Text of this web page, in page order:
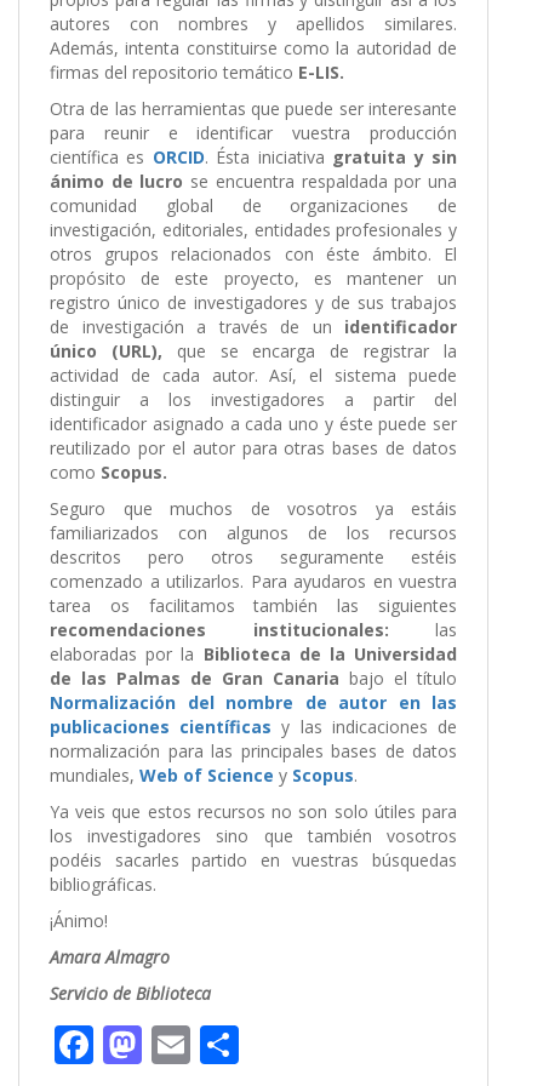
autores con nombres y apellidos similares.
Además, intenta constituirse como la autoridad de
firmas del repositorio temático E-LIS.
Otra de las herramientas que puede ser interesante
para reunir e identificar vuestra producción
científica es ORCID. Ésta iniciativa gratuita y sin
ánimo de lucro se encuentra respaldada por una
comunidad global de organizaciones de
investigación, editoriales, entidades profesionales y
otros grupos relacionados con éste ámbito. El
propósito de este proyecto, es mantener un
registro único de investigadores y de sus trabajos
de investigación a través de un identificador
único (URL), que se encarga de registrar la
actividad de cada autor. Así, el sistema puede
distinguir a los investigadores a partir del
identificador asignado a cada uno y éste puede ser
reutilizado por el autor para otras bases de datos
como Scopus.
Seguro que muchos de vosotros ya estáis
familiarizados con algunos de los recursos
descritos pero otros seguramente estéis
comenzado a utilizarlos. Para ayudaros en vuestra
tarea os facilitamos también las siguientes
recomendaciones institucionales: las
elaboradas por la Biblioteca de la Universidad
de las Palmas de Gran Canaria bajo el título
Normalización del nombre de autor en las
publicaciones científicas y las indicaciones de
normalización para las principales bases de datos
mundiales, Web of Science y Scopus.
Ya veis que estos recursos no son solo útiles para
los investigadores sino que también vosotros
podéis sacarles partido en vuestras búsquedas
bibliográficas.
¡Ánimo!
Amara Almagro
Servicio de Biblioteca
F M E